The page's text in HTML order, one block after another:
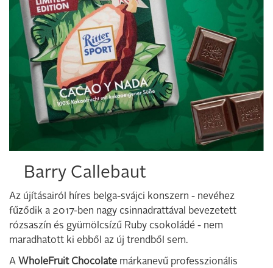
Barry Callebaut
Az újításairól híres belga-svájci konszern - nevéhez
fűződik a 2017-ben nagy csinnadrattával bevezetett
rózsaszín és gyümölcsízű Ruby csokoládé - nem
maradhatott ki ebből az új trendből sem.
A WholeFruit Chocolate márkanevű professzionális